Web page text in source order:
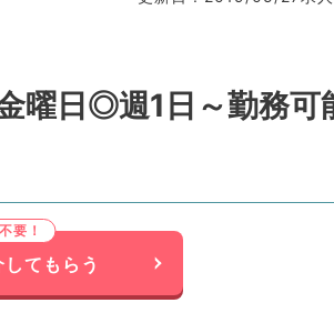
曜日◎週1日～勤務可
てもらう